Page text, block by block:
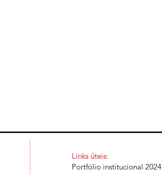
Links úteis:
Portfólio institucional 2024